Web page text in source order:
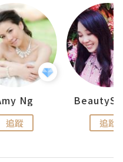
Ng
追蹤 追蹤